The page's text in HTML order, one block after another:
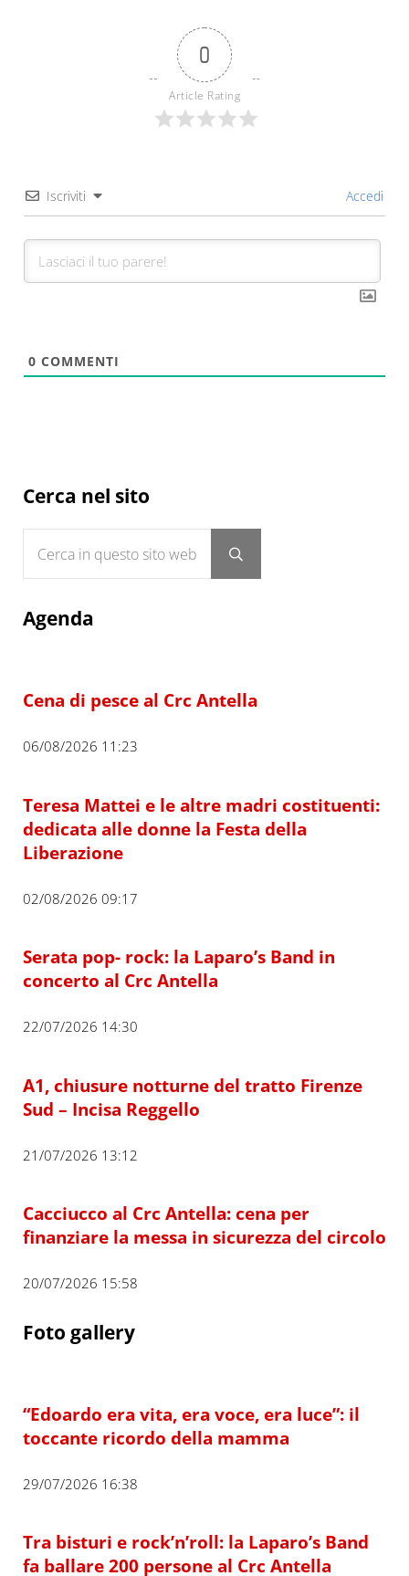
0
Article Rating
Iscriviti Accedi
0 COMMENTI
Sidebar
Cerca nel sito
Submit search
Agenda
Cena di pesce al Crc Antella
06/08/2026 11:23
Teresa Mattei e le altre madri costituenti:
dedicata alle donne la Festa della
Liberazione
02/08/2026 09:17
Serata pop- rock: la Laparo’s Band in
concerto al Crc Antella
22/07/2026 14:30
A1, chiusure notturne del tratto Firenze
Sud – Incisa Reggello
21/07/2026 13:12
Cacciucco al Crc Antella: cena per
finanziare la messa in sicurezza del circolo
20/07/2026 15:58
Foto gallery
“Edoardo era vita, era voce, era luce”: il
toccante ricordo della mamma
29/07/2026 16:38
Tra bisturi e rock’n’roll: la Laparo’s Band
fa ballare 200 persone al Crc Antella